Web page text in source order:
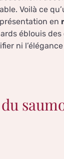
Voilà ce
en
éblouis
ni